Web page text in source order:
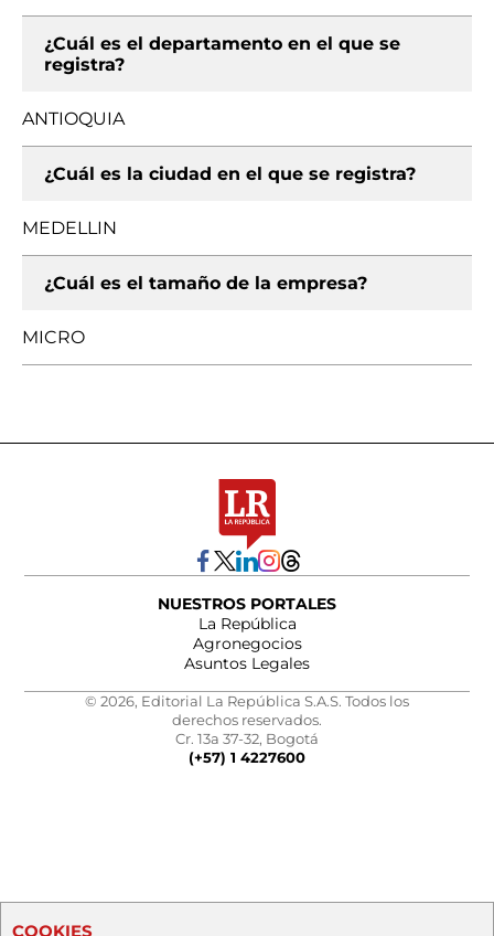
¿Cuál es el departamento en el que se
registra?
ANTIOQUIA
¿Cuál es la ciudad en el que se registra?
MEDELLIN
¿Cuál es el tamaño de la empresa?
MICRO
NUESTROS PORTALES
La República
Agronegocios
Asuntos Legales
© 2026, Editorial La República S.A.S. Todos los
derechos reservados.
Cr. 13a 37-32, Bogotá
(+57) 1 4227600
COOKIES